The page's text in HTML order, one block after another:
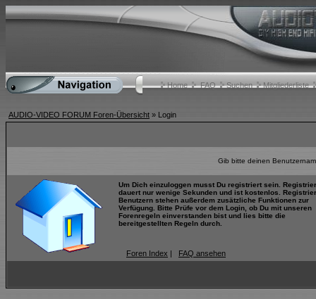
Home FAQ Suchen Mitgliederliste
AUDIO-VIDEO FORUM Foren-Übersicht » Login
Gib bitte deinen
Um Dich einzuloggen musst Du registriert sein.
dauert nur wenige Sekunden und ist kostenlos.
Benutzern stehen außerdem zusätzliche Funktionen zur
Verfügung. Bitte Prüfe vor dem Login, ob Du mit unseren
Forenregeln einverstanden bist und lies bitte die
bereitgestellten Regeln durch.
Foren Index | FAQ ansehen